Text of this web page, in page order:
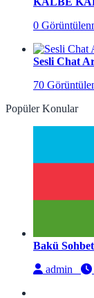
0
Sesli Chat
70
Popüler Konular
Bakü
admin